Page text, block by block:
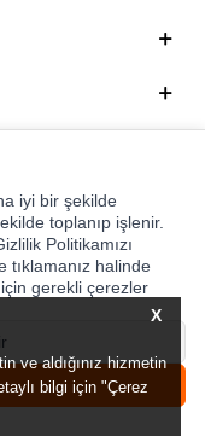
X
ve aldığınız hizmetin
bilgi için "Çerez
Hesabım Sepetim
iyi bir şekilde
toplanıp işlenir.
Politikamızı
tıklamanız halinde
gerekli çerezler